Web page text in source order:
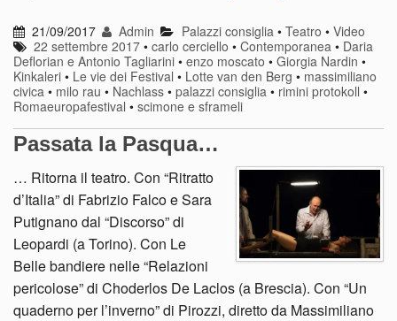
21/09/2017 Admin Palazzi consiglia • Teatro • Video
22 settembre 2017 •carlo cerciello •Contemporanea • Daria
Deflorian e Antonio Tagliarini • enzo moscato • Giorgia Nardin •
Kinkaleri • Le vie dei Festival • Lotte van den Berg • massimiliano
civica • milo rau • Nachlass • palazzi consiglia • rimini protokoll •
Romaeuropafestival • scimone e sframeli
Passata la Pasqua…
… Ritorna il teatro. Con “Ritratto
d’Italia” di Fabrizio Falco e Sara
Putignano dal “Discorso” di
Leopardi (a Torino). Con Le
Belle bandiere nelle “Relazioni
pericolose” di Choderlos De Laclos (a Brescia). Con “Un
quaderno per l’inverno” di Pirozzi, diretto da Massimiliano